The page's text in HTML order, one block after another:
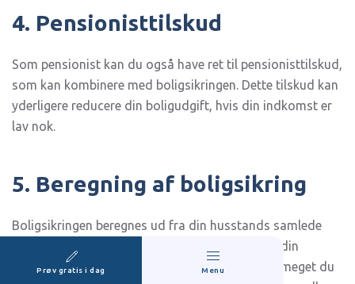
4. Pensionisttilskud
Som pensionist kan du også have ret til pensionisttilskud,
som kan kombinere med boligsikringen. Dette tilskud kan
yderligere reducere din boligudgift, hvis din indkomst er
lav nok.
5. Beregning af boligsikring
Boligsikringen beregnes ud fra din husstands samlede
indkomst og udgifter. Hvis du er pensionist, vil din
pension blive medregnet i beregningen af, hvor meget du
Prøv gratis i dag Menu